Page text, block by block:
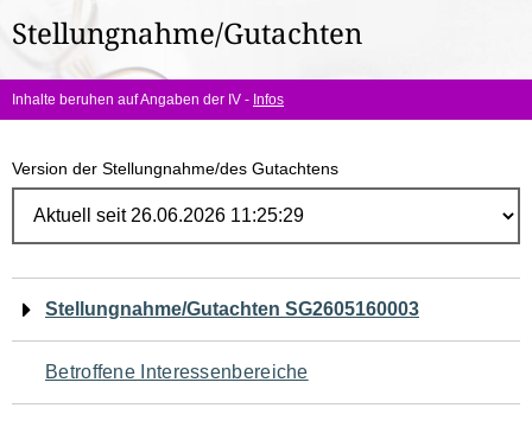
hier:
Stellungnahme/Gutachten
Inhalte beruhen auf Angaben der IV - Infos
Version der Stellungnahme/des Gutachtens
Navigation
für
den
Stellungnahme/Gutachten SG2605160003
Betroffene Interessenbereiche